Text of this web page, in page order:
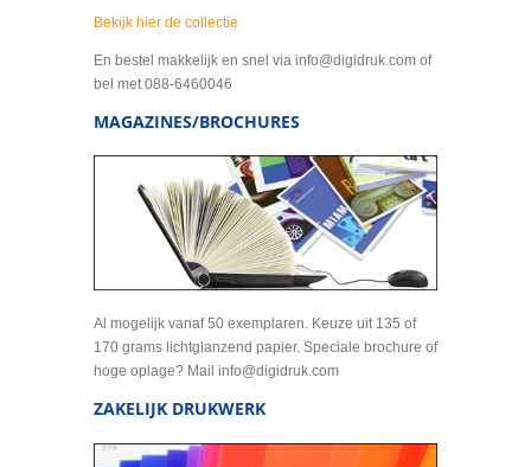
Bekijk hier de collectie
En bestel makkelijk en snel via info@digidruk.com of
bel met 088-6460046
MAGAZINES/BROCHURES
Al mogelijk vanaf 50 exemplaren. Keuze uit 135 of
170 grams lichtglanzend papier. Speciale brochure of
hoge oplage? Mail info@digidruk.com
ZAKELIJK DRUKWERK